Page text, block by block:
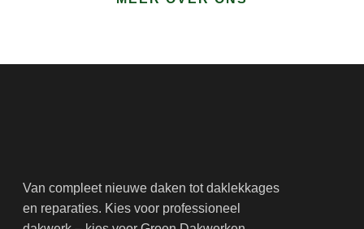
Van compleet nieuwe daken tot daklekkages
en reparaties. Kies voor professioneel